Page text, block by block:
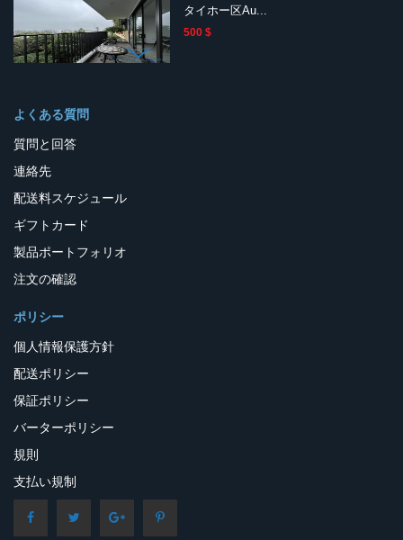
タイホー区Au...
500 $
よくある質問
質問と回答
連絡先
配送料スケジュール
ギフトカード
製品ポートフォリオ
注文の確認
ポリシー
個人情報保護方針
配送ポリシー
保証ポリシー
バーターポリシー
規則
支払い規制